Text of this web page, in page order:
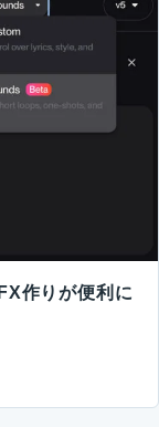
作りが便利に